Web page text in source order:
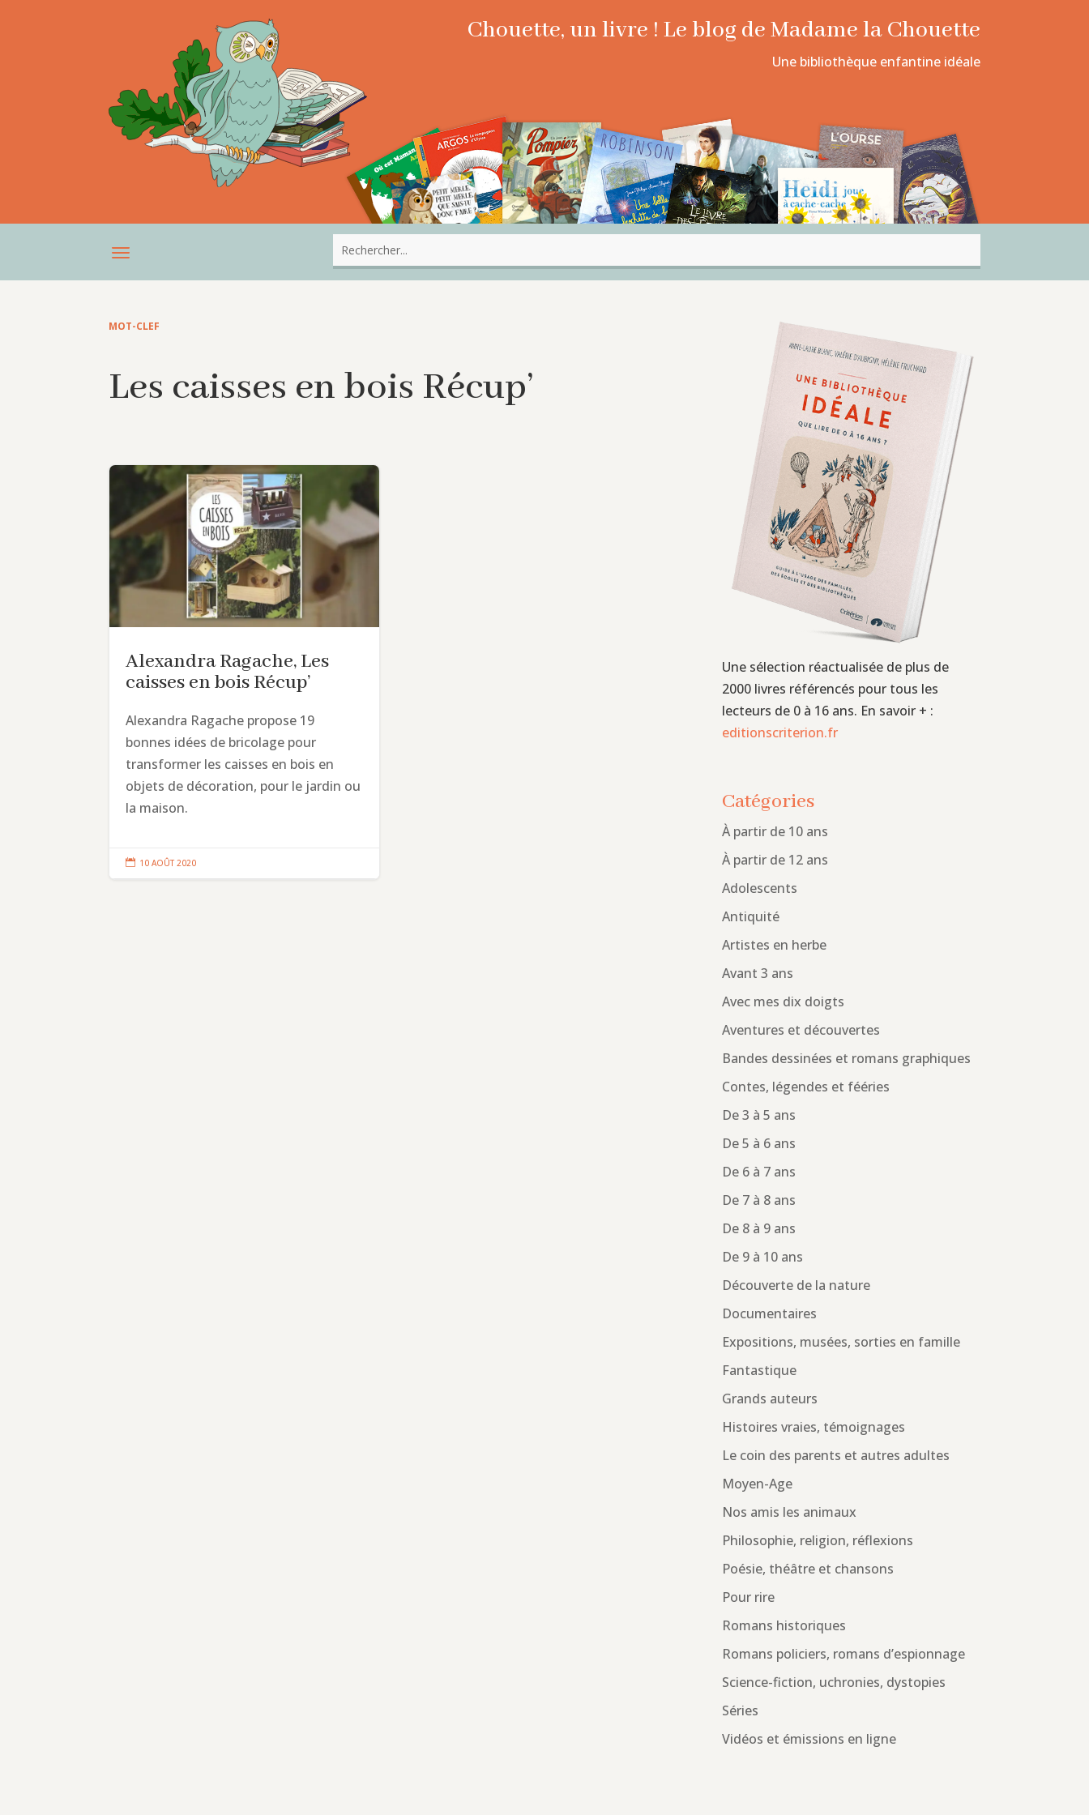
Chouette, un livre ! Le blog de Madame la Chouette
Une bibliothèque enfantine idéale
MOT-CLEF
Les caisses en bois Récup’
Alexandra Ragache, Les
caisses en bois Récup’
Alexandra Ragache propose 19
bonnes idées de bricolage pour
transformer les caisses en bois en
objets de décoration, pour le jardin ou
la maison.
 10 AOÛT 2020
Une sélection réactualisée de plus de
2000 livres référencés pour tous les
lecteurs de 0 à 16 ans. En savoir + :
editionscriterion.fr
Catégories
À partir de 10 ans
À partir de 12 ans
Adolescents
Antiquité
Artistes en herbe
Avant 3 ans
Avec mes dix doigts
Aventures et découvertes
Bandes dessinées et romans graphiques
Contes, légendes et fééries
De 3 à 5 ans
De 5 à 6 ans
De 6 à 7 ans
De 7 à 8 ans
De 8 à 9 ans
De 9 à 10 ans
Découverte de la nature
Documentaires
Expositions, musées, sorties en famille
Fantastique
Grands auteurs
Histoires vraies, témoignages
Le coin des parents et autres adultes
Moyen-Age
Nos amis les animaux
Philosophie, religion, réflexions
Poésie, théâtre et chansons
Pour rire
Romans historiques
Romans policiers, romans d’espionnage
Science-fiction, uchronies, dystopies
Séries
Vidéos et émissions en ligne